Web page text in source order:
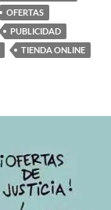
OFERTAS
PUBLICIDAD
TIENDA ONLINE